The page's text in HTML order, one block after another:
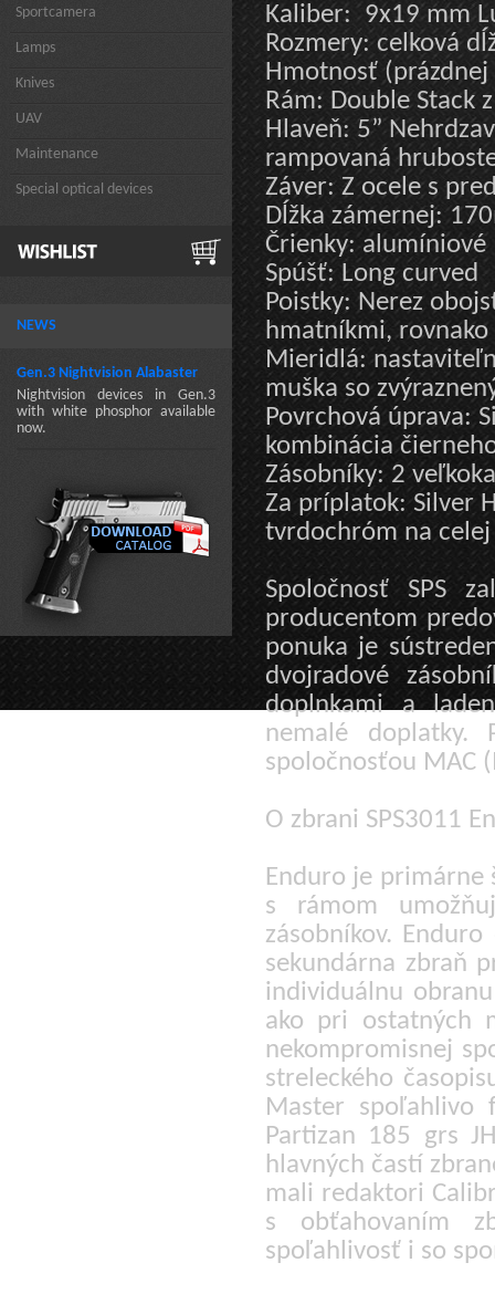
Sportcamera
Lamps
Knives
UAV
Maintenance
Special optical devices
NEWS
Gen.3 Nightvision Alabaster
Nightvision devices in Gen.3
with white phosphor available
now.
Kaliber: 9x19 mm
Rozmery: celková
Hmotnosť
Rám: Double Stack
Hlaveň: 5”
rampovaná
Záver: Z ocele s
Dĺžka zámernej:
Črienky: alumíniové
Spúšť: Long curved
Poistky: Nerez
hmatníkmi,
Mieridlá:
muška so
Povrchová úprava:
kombinácia
Zásobníky: 2
Za príplatok: Silver
tvrdochróm na celej
Spoločnosť SPS
producentom
ponuka je
dvojradové
doplnkami a
nemalé doplatky.
spoločnosťou MAC
O zbrani SPS3011
Enduro je primárne
s rámom
zásobníkov.
sekundárna zbraň
individuálnu
ako pri ostatných
nekompromisnej
streleckého
Master spoľahlivo
Partizan 185 grs
hlavných častí
mali redaktori
s obťahovaním
spoľahlivosť i so